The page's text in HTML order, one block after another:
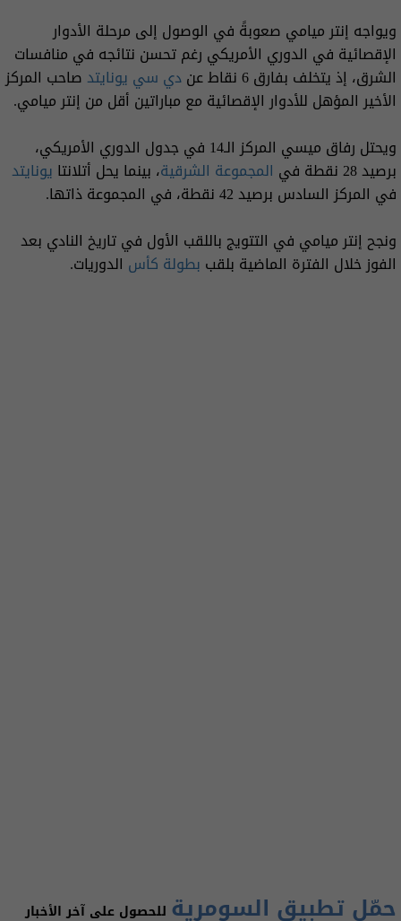
ويواجه إنتر ميامي صعوبةً في الوصول إلى مرحلة الأدوار
الإقصائية في الدوري الأمريكي رغم تحسن نتائجه في منافسات
الشرق، إذ يتخلف بفارق 6 نقاط عن
دي سي يونايتدصاحب المركز
الأخير المؤهل للأدوار الإقصائية مع مباراتين أقل من إنتر ميامي.
ويحتل رفاق ميسي المركز الـ14 في جدول الدوري الأمريكي،
برصيد 28 نقطة في
المجموعة الشرقية، بينما يحل أتلانتا يونايتد
في المركز السادس برصيد 42 نقطة، في المجموعة ذاتها.
ونجح إنتر ميامي في التتويج باللقب الأول في تاريخ النادي بعد
الفوز خلال الفترة الماضية بلقب بطولة كأس الدوريات.
حمّل تطبيق السومرية للحصول على آخر الأخبار